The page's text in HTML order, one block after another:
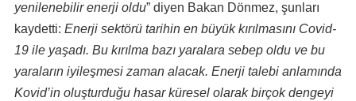
yenilenebilir enerji oldu” diyen Bakan Dönmez, şunları
kaydetti: Enerji sektörü tarihin en büyük kırılmasını Covid-
19 ile yaşadı. Bu kırılma bazı yaralara sebep oldu ve bu
yaraların iyileşmesi zaman alacak. Enerji talebi anlamında
Kovid’in oluşturduğu hasar küresel olarak birçok dengeyi